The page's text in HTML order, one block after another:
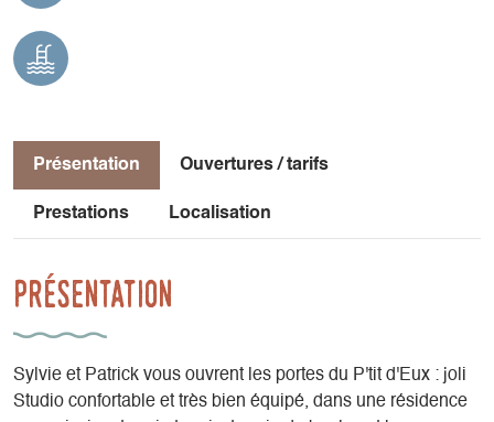
Présentation Ouvertures / tarifs
Prestations Localisation
Présentation
Sylvie et Patrick vous ouvrent les portes du P'tit d'Eux : joli
Studio confortable et très bien équipé, dans une résidence